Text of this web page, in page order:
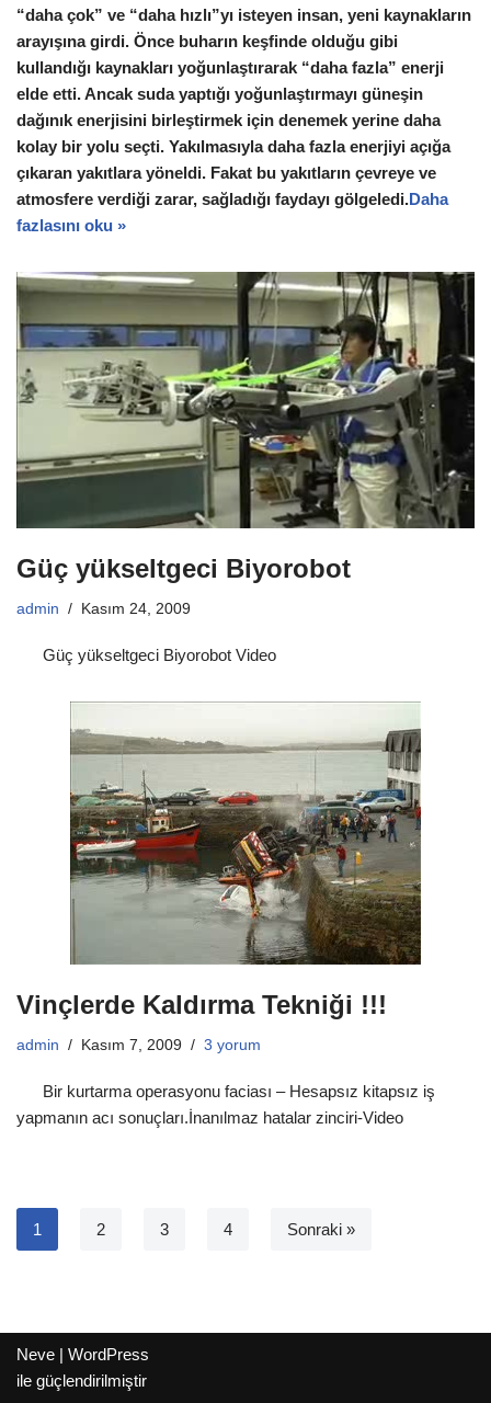
“daha çok” ve “daha hızlı”yı isteyen insan, yeni kaynakların
arayışına girdi. Önce buharın keşfinde olduğu gibi
kullandığı kaynakları yoğunlaştırarak “daha fazla” enerji
elde etti. Ancak suda yaptığı yoğunlaştırmayı güneşin
dağınık enerjisini birleştirmek için denemek yerine daha
kolay bir yolu seçti. Yakılmasıyla daha fazla enerjiyi açığa
çıkaran yakıtlara yöneldi. Fakat bu yakıtların çevreye ve
atmosfere verdiği zarar, sağladığı faydayı gölgeledi.Daha
fazlasını oku »
Güç yükseltgeci Biyorobot
admin Kasım 24, 2009
Güç yükseltgeci Biyorobot Video
Vinçlerde Kaldırma Tekniği !!!
admin Kasım 7, 2009 3 yorum
Bir kurtarma operasyonu faciası – Hesapsız kitapsız iş
yapmanın acı sonuçları.İnanılmaz hatalar zinciri-Video
1 2 3 4 Sonraki »
Neve | WordPress
ile güçlendirilmiştir